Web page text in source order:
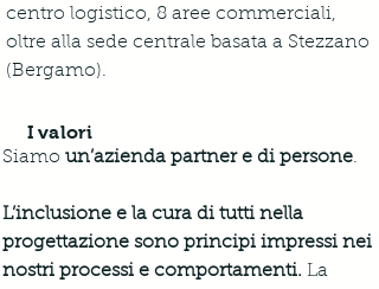
centro logistico, 8 aree commerciali,
oltre alla sede centrale basata a Stezzano
(Bergamo).
I valori
Siamo un’azienda partner e di persone.
L’inclusione e la cura di tutti nella
progettazione sono principi impressi nei
nostri processi e comportamenti. La